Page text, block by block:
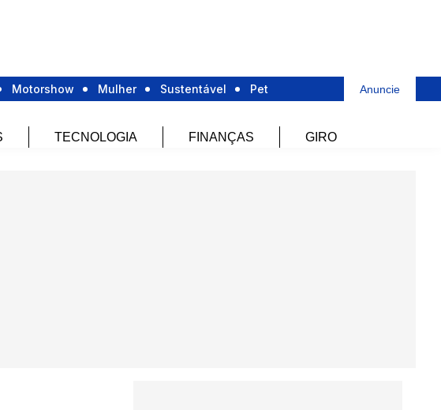
Motorshow Mulher Sustentável Pet Anuncie
TECNOLOGIA FINANÇAS GIRO